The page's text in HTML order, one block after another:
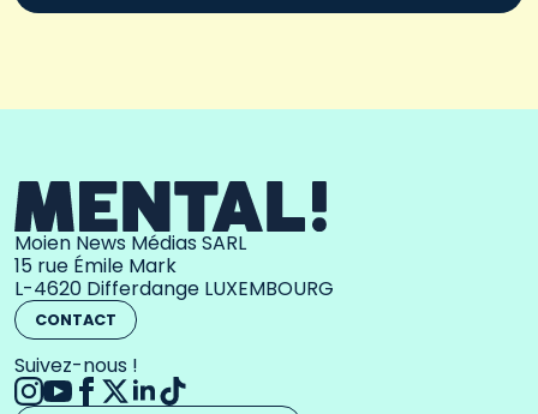
Moien News Médias SARL
15 rue Émile Mark
L-4620 Differdange LUXEMBOURG
CONTACT
Suivez-nous !